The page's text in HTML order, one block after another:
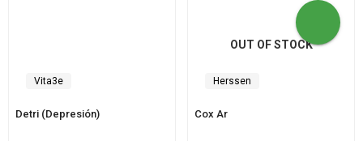
Vita3e
Detri (Depresión)
OUT OF STOCK
Herssen
Cox Ar